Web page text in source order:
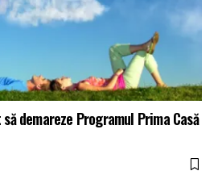
demareze Programul Prima Casă